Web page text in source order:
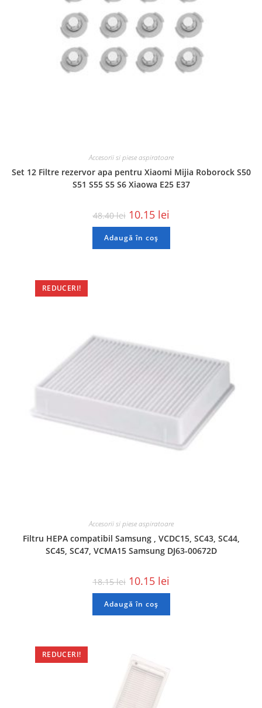
Accesorii si piese aspiratoare
Set 12 Filtre rezervor apa pentru Xiaomi Mijia Roborock S50
S51 S55 S5 S6 Xiaowa E25 E37
48.40lei 10.15 lei
Adaugă în coș
REDUCERI!
Accesorii si piese aspiratoare
Filtru HEPA compatibil Samsung , VCDC15, SC43, SC44,
SC45, SC47, VCMA15 Samsung DJ63-00672D
18.15lei 10.15 lei
Adaugă în coș
REDUCERI!